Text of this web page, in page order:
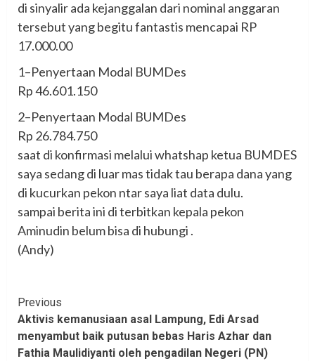
di sinyalir ada kejanggalan dari nominal anggaran
tersebut yang begitu fantastis mencapai RP
17.000.00
1–Penyertaan Modal BUMDes
Rp 46.601.150
2–Penyertaan Modal BUMDes
Rp 26.784.750
saat di konfirmasi melalui whatshap ketua BUMDES
saya sedang di luar mas tidak tau berapa dana yang
di kucurkan pekon ntar saya liat data dulu.
sampai berita ini di terbitkan kepala pekon
Aminudin belum bisa di hubungi .
(Andy)
Continue
Reading
Previous
Aktivis kemanusiaan asal Lampung, Edi Arsad
menyambut baik putusan bebas Haris Azhar dan
Fathia Maulidiyanti oleh pengadilan Negeri (PN)